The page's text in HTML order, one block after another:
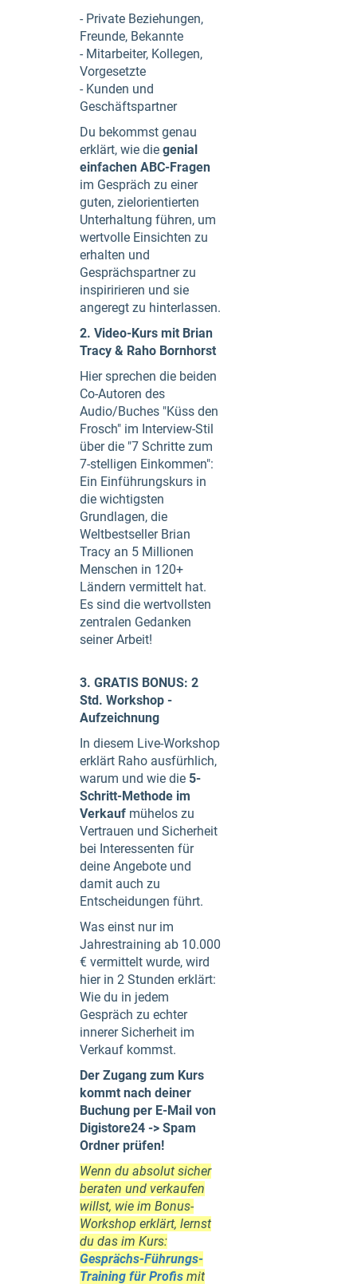
- Private Beziehungen,
Freunde, Bekannte
- Mitarbeiter, Kollegen,
Vorgesetzte
- Kunden und
Geschäftspartner
Du bekommst genau
erklärt, wie die genial
einfachen ABC-Fragen
im Gespräch zu einer
guten, zielorientierten
Unterhaltung führen, um
wertvolle Einsichten zu
erhalten und
Gesprächspartner zu
inspiririeren und sie
angeregt zu hinterlassen.
2. Video-Kurs mit Brian
Tracy & Raho Bornhorst
Hier sprechen die beiden
Co-Autoren des
Audio/Buches "Küss den
Frosch" im Interview-Stil
über die "7 Schritte zum
7-stelligen Einkommen":
Ein Einführungskurs in
die wichtigsten
Grundlagen, die
Weltbestseller Brian
Tracy an 5 Millionen
Menschen in 120+
Ländern vermittelt hat.
Es sind die wertvollsten
zentralen Gedanken
seiner Arbeit!
3. GRATIS BONUS: 2
Std. Workshop -
Aufzeichnung
In diesem Live-Workshop
erklärt Raho ausfürhlich,
warum und wie die 5-
Schritt-Methode im
Verkauf mühelos zu
Vertrauen und Sicherheit
bei Interessenten für
deine Angebote und
damit auch zu
Entscheidungen führt.
Was einst nur im
Jahrestraining ab 10.000
€ vermittelt wurde, wird
hier in 2 Stunden erklärt:
Wie du in jedem
Gespräch zu echter
innerer Sicherheit im
Verkauf kommst.
Der Zugang zum Kurs
kommt nach deiner
Buchung per E-Mail von
Digistore24 -> Spam
Ordner prüfen!
Wenn du absolut sicher
beraten und verkaufen
willst, wie im Bonus-
Workshop erklärt, lernst
du das im Kurs:
Gesprächs-Führungs-
Training für Profis mit